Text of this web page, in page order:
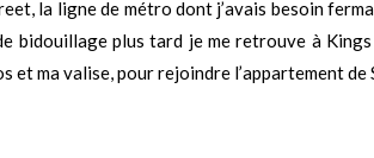
la ligne de métro dont j’avais besoin
bidouillage plus tard je me retrouve à
et ma valise, pour rejoindre l’appartement